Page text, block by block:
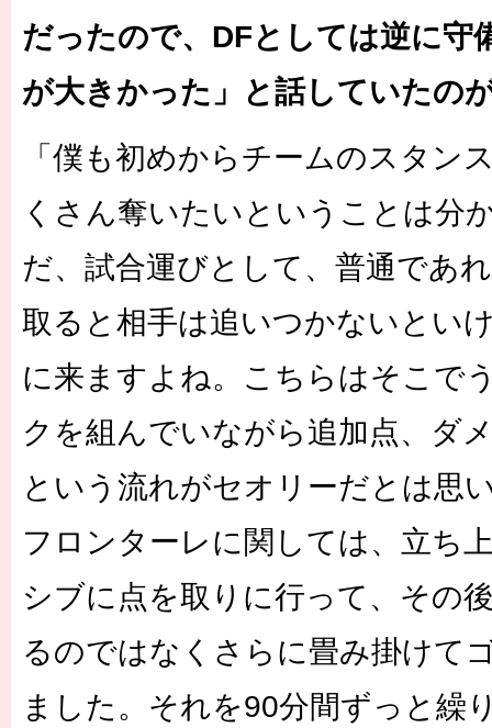
だったので、DFとしては逆に守
が大きかった」と話していたの
「僕も初めからチームのスタン
くさん奪いたいということは分
だ、試合運びとして、普通であ
取ると相手は追いつかないとい
に来ますよね。こちらはそこで
クを組んでいながら追加点、ダ
という流れがセオリーだとは思
フロンターレに関しては、立ち
シブに点を取りに行って、その
るのではなくさらに畳み掛けて
ました。それを90分間ずっと繰